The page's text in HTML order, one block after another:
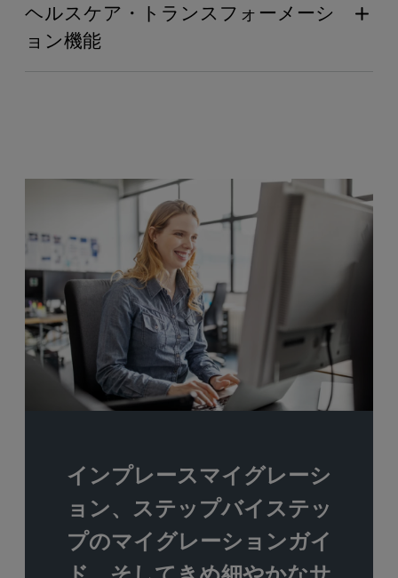
加えて、フル・ライフサイクルのAPI管理機能を含
む多くの新機能と拡張機能が含まれています。 プロ
ダクションエクステンション（PEX）は、Java
や.NETで記述された標準またはカスタムの相互運用
ヘルスケア・トランスフォーメーシ
ョン機能
InterSystems IRIS for Healthは、InterSystems IRIS
インプレースマイグレーシ
ョン、ステップバイステッ
プのマイグレーションガイ